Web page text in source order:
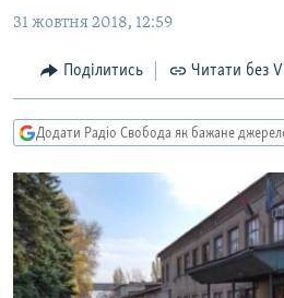
основної
Перейти
до
пошуку
СУСПІЛЬСТВО
УКРАЇНА
СВІТ
РОСІЙСЬКА «ФІЛЬТРАЦІЯ»
ДОНБАС.РЕАЛІЇ
ТИ ЯК?
СХЕМИ
КИТАЙ.ВИКЛИКИ
МУЛЬТИМЕДІА
31 жовтня 2018, 12:59
Поділитись Читати без
Додати Радіо Свобода як бажане